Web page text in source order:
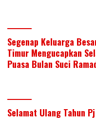
Segenap Keluarga
Timur Mengucapkan
Puasa Bulan Suci
Selamat Ulang Tahun